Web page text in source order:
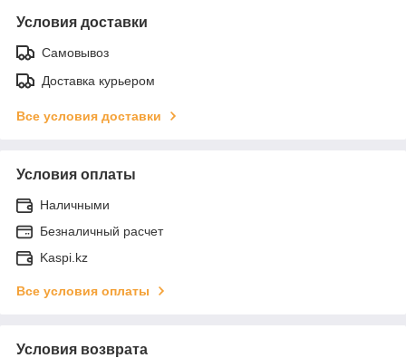
Условия доставки
Самовывоз
Доставка курьером
Все условия доставки
Условия оплаты
Наличными
Безналичный расчет
Kaspi.kz
Все условия оплаты
Условия возврата